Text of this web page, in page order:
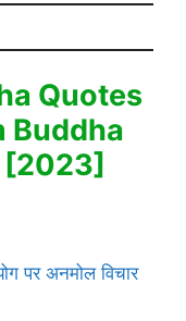
Quotes
Buddha
[2023]
पर अनमोल विचार